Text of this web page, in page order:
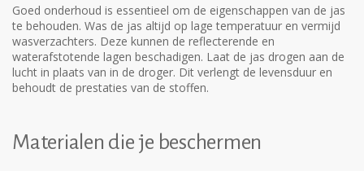
Goed onderhoud is essentieel om de eigenschappen van de jas
te behouden. Was de jas altijd op lage temperatuur en vermijd
wasverzachters. Deze kunnen de reflecterende en
waterafstotende lagen beschadigen. Laat de jas drogen aan de
lucht in plaats van in de droger. Dit verlengt de levensduur en
behoudt de prestaties van de stoffen.
Materialen die je beschermen